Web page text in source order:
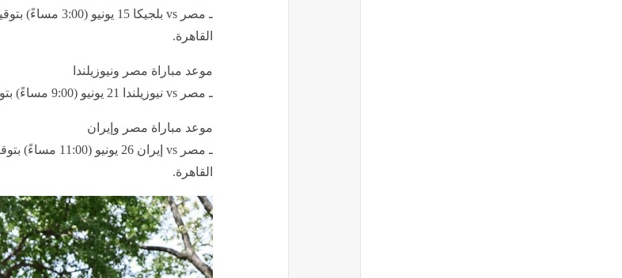
القاهرة.
موعد مباراة مصر ونيوزيلندا
ـ مصر vs نيوزيلندا 21 يونيو (9:00 مساءً) بتوقيت فانكوفر (كندا) 22 يونيو - 4:00 صباحًا بتوقيت القاهرة.
موعد مباراة مصر وإيران
القاهرة.